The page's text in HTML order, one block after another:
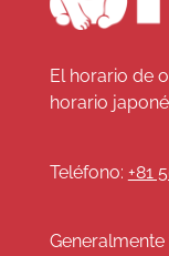
El horario de
horario
Teléfono: +81